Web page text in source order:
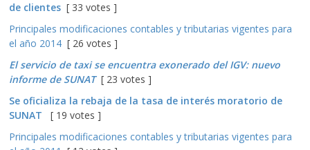
de clientes [ 33 votes ]
Principales modificaciones contables y tributarias vigentes para
el año 2014 [ 26 votes ]
El servicio de taxi se encuentra exonerado del IGV: nuevo
informe de SUNAT[ 23 votes ]
Se oficializa la rebaja de la tasa de interés moratorio de
SUNAT
[ 19 votes ]
Principales modificaciones contables y tributarias vigentes para